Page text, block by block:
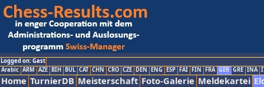
Logged on: Gast
Arabic ARM AZE BIH BUL CAT CHN CRO CZE DEN ENG ESP FAI FIN FRA GER GRE INA
Home TurnierDB Meisterschaft Foto-Galerie Meldekartei